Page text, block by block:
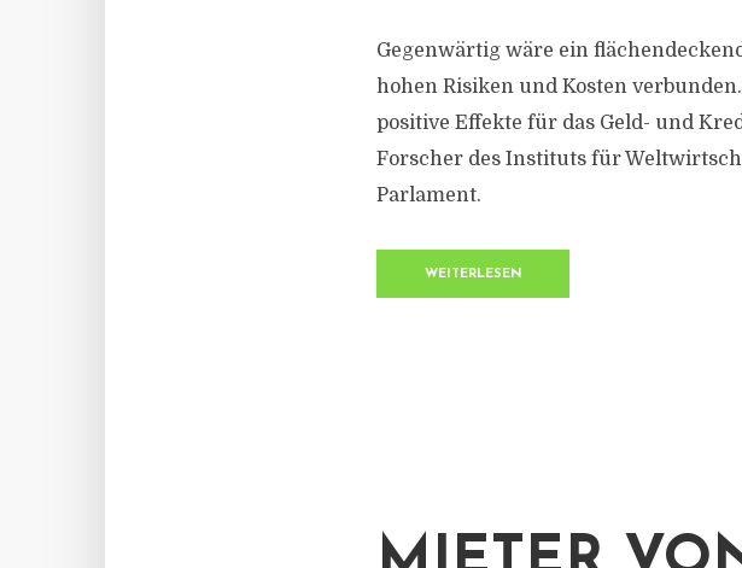
Gegenwärtig wäre ein
hohen Risiken und Kosten
positive Effekte für das Geld- und
Forscher des Instituts für
Parlament.
WEITERLESEN